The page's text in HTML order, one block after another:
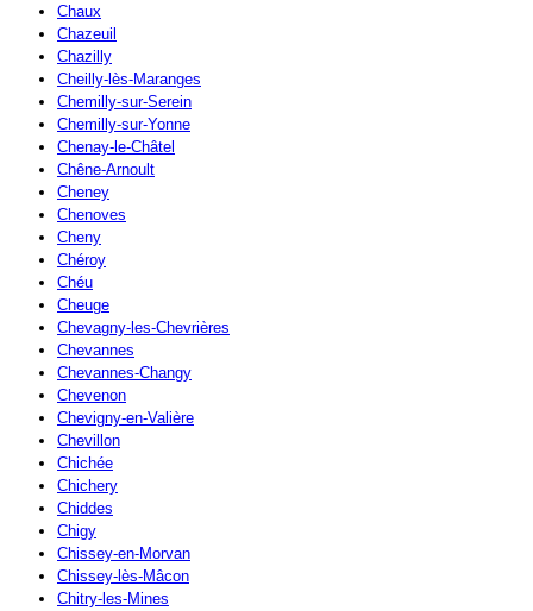
Chaux
Chazeuil
Chazilly
Cheilly-lès-Maranges
Chemilly-sur-Serein
Chemilly-sur-Yonne
Chenay-le-Châtel
Chêne-Arnoult
Cheney
Chenoves
Cheny
Chéroy
Chéu
Cheuge
Chevagny-les-Chevrières
Chevannes
Chevannes-Changy
Chevenon
Chevigny-en-Valière
Chevillon
Chichée
Chichery
Chiddes
Chigy
Chissey-en-Morvan
Chissey-lès-Mâcon
Chitry-les-Mines